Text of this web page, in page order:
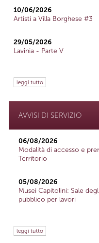
10/06/2026
Artisti a Villa Borghese #3
29/05/2026
Lavinia - Parte V
leggi tutto
AVVISI DI SERVIZIO
06/08/2026
Modalità di accesso e
Territorio
05/08/2026
Musei Capitolini: Sale
pubblico per lavori
leggi tutto